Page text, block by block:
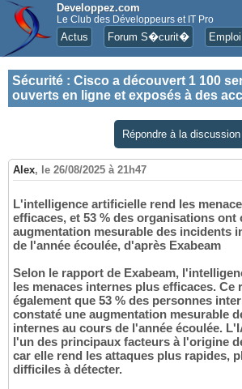
Developpez.com
Le Club des Développeurs et IT Pro
Actus Forum S�curit� Emploi
Sécurité : Cisco a découvert 1 100
ouverts en ligne et exposés à des
Répondre à la discussion
Alex, le 26/08/2025 à 21h47
L'intelligence artificielle rend les
efficaces, et 53 % des organisations ont
augmentation mesurable des incidents
de l'année écoulée, d'après Exabeam
Selon le rapport de Exabeam,
les menaces internes plus efficaces. Ce
également que 53 % des personnes
constaté une augmentation mesurable
internes au cours de l'année écoulée.
l'un des principaux facteurs à l'origine
car elle rend les attaques plus rapides,
difficiles à détecter.